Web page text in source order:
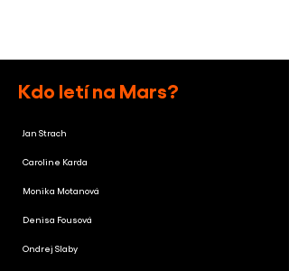
Kdo letí na Mars?
Jan Strach
Caroline Karda
Monika Motanová
Denisa Fousová
Ondrej Slaby